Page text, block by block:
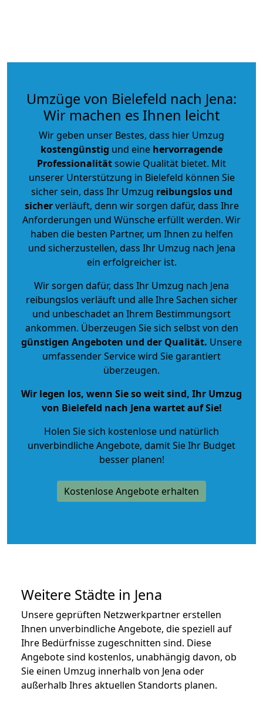
Umzüge von Bielefeld nach Jena:
Wir machen es Ihnen leicht
Wir geben unser Bestes, dass hier Umzug
kostengünstig und eine hervorragende
Professionalitätsowie Qualität bietet. Mit
unserer Unterstützung in Bielefeld können Sie
sicher sein, dass Ihr Umzug reibungslos und
sicherverläuft, denn wir sorgen dafür, dass Ihre
Anforderungen und Wünsche erfüllt werden. Wir
haben die besten Partner, um Ihnen zu helfen
und sicherzustellen, dass Ihr Umzug nach Jena
ein erfolgreicher ist.
Wir sorgen dafür, dass Ihr Umzug nach Jena
reibungslos verläuft und alle Ihre Sachen sicher
und unbeschadet an Ihrem Bestimmungsort
ankommen. Überzeugen Sie sich selbst von den
günstigen Angeboten und der Qualität. Unsere
umfassender Service wird Sie garantiert
überzeugen.
Wir legen los, wenn Sie so weit sind, Ihr Umzug
von Bielefeld nach Jena wartet auf Sie!
Holen Sie sich kostenlose und natürlich
unverbindliche Angebote, damit Sie Ihr Budget
besser planen!
Kostenlose Angebote erhalten
Weitere Städte in Jena
Unsere geprüften Netzwerkpartner erstellen
Ihnen unverbindliche Angebote, die speziell auf
Ihre Bedürfnisse zugeschnitten sind. Diese
Angebote sind kostenlos, unabhängig davon, ob
Sie einen Umzug innerhalb von Jena oder
außerhalb Ihres aktuellen Standorts planen.